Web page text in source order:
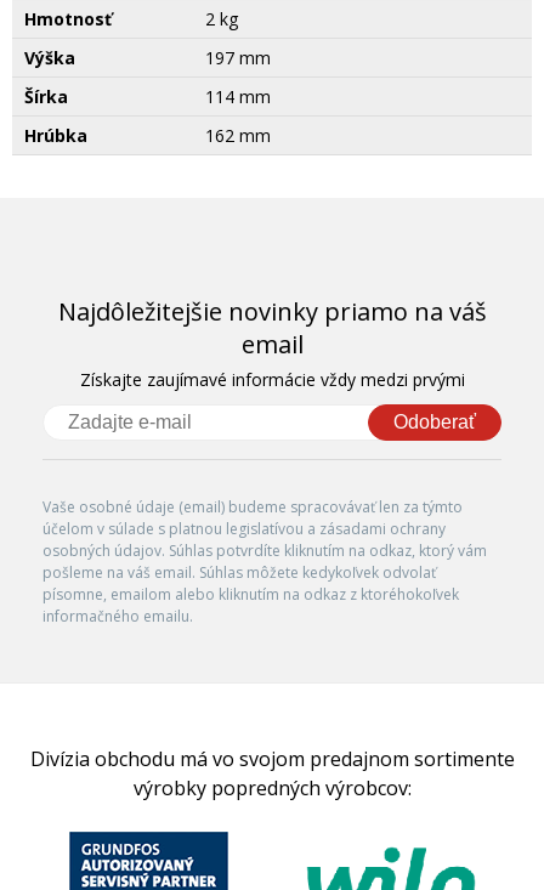
Hmotnosť
2 kg
Výška
197 mm
Šírka
114 mm
Hrúbka
162 mm
Najdôležitejšie novinky priamo na váš
email
Získajte zaujímavé informácie vždy medzi prvými
Odoberať
Vaše osobné údaje (email) budeme spracovávať len za týmto
účelom v súlade s platnou legislatívou a zásadami ochrany
osobných údajov. Súhlas potvrdíte kliknutím na odkaz, ktorý vám
pošleme na váš email. Súhlas môžete kedykoľvek odvolať
písomne, emailom alebo kliknutím na odkaz z ktoréhokoľvek
informačného emailu.
Divízia obchodu má vo svojom predajnom sortimente
výrobky popredných výrobcov: